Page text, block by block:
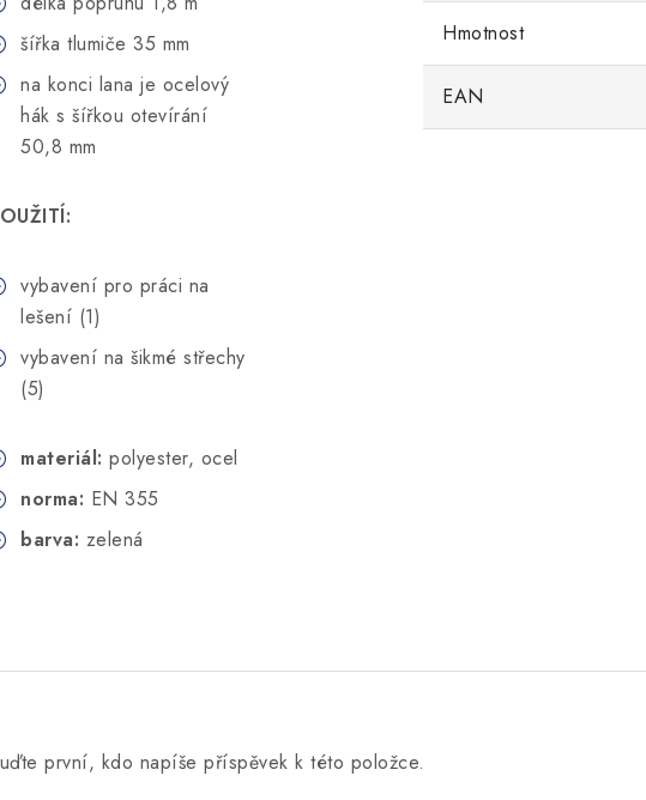
šířka tlumiče 35 mm
na konci lana je ocelový
hák s šířkou otevírání
50,8 mm
vybavení pro práci na
lešení (1)
vybavení na šikmé střechy
(5)
materiál: polyester, ocel
norma: EN 355
barva: zelená
Hmotnost
EAN
první, kdo napíše příspěvek k této položce.